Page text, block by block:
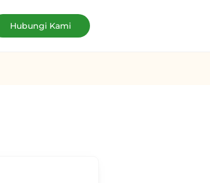
Hubungi Kami